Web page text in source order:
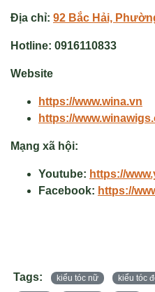
Địa chỉ: 92 Bắc Hải,
Hotline: 0916110833
Website
https://www.wina.vn
https://
Mạng xã hội:
Youtube: https://
Facebook: https://
Tags: kiểu tóc nữ kiểu tóc